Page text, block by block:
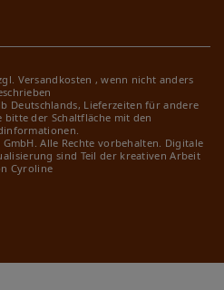
Versandkosten , wenn nicht anders
Lieferzeiten für andere
bitte der Schaltfläche mit den
Alle Rechte vorbehalten. Digitale
sind Teil der kreativen Arbeit
Cyroline